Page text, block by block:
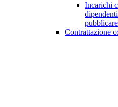
Incarichi
Contrattazione